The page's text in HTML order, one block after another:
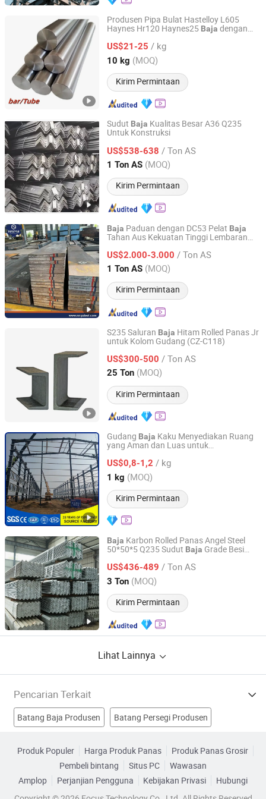
Produsen Pipa Bulat Hastelloy L605
Haynes Hr120 Haynes25 Baja dengan
US$21-25 / kg
10 kg (MOQ)
Kirim Permintaan
Shandong Titanium Nickel Special Steel Co., Ltd
Shandong, China Harga mulai 2024
Sudut Baja Kualitas Besar A36 Q235
Untuk Konstruksi
US$538-638 / Ton AS
1 Ton AS (MOQ)
Kirim Permintaan
Shanghai Changzeng Metal Co., Ltd.
Shanghai, China Harga mulai 2016
Baja Paduan dengan DC53 Pelat Baja
Tahan Aus Kekuatan Tinggi Lembaran
US$2.000-3.000 / Ton AS
1 Ton AS (MOQ)
Kirim Permintaan
Ningbo Ningshing Precision Machinery Group Co., Ltd.
Zhejiang, China Harga mulai 2021
S235 Saluran Baja Hitam Rolled Panas Jr
untuk Kolom Gudang (CZ-C118)
US$300-500 / Ton AS
25 Ton (MOQ)
Kirim Permintaan
Shanghai Changzeng Metal Co., Ltd.
Shanghai, China Harga mulai 2016
Gudang Baja Kaku Menyediakan Ruang
yang Aman dan Luas untuk
Besar
US$0,8-1,2 / kg
1 kg (MOQ)
Kirim Permintaan
Shandong Waterdrop Supply Chain Co., Ltd.
Shandong, China Harga mulai 2026
Baja Karbon Rolled Panas Angel Steel
50*50*5 Q235 Sudut Baja Grade Besi
US$436-489 / Ton AS
3 Ton (MOQ)
Kirim Permintaan
Shanghai Changzeng Metal Co., Ltd.
Shanghai, China Harga mulai 2016
Lihat Lainnya
Pencarian Terkait
Batang Baja Produsen Batang Persegi Produsen
bagian baja l Pabrik baja tahan karat bentuk l Pabrik
Produk Populer Harga Produk Panas
Produk Panas Grosir
Pembeli bintang
Situs PC
Wawasan
Amplop
Perjanjian Pengguna Kebijakan Privasi
Hubungi